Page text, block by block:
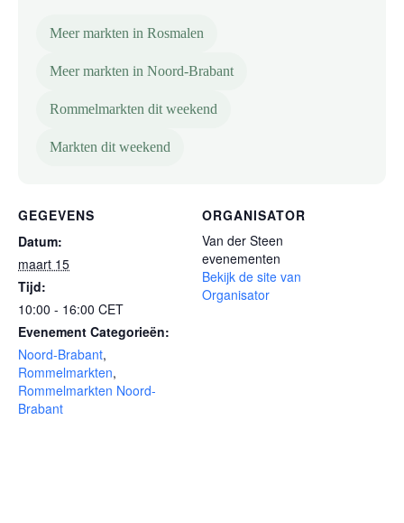
Meer markten in Rosmalen
Meer markten in Noord-Brabant
Rommelmarkten dit weekend
Markten dit weekend
GEGEVENS
Datum:
maart 15
Tijd:
10:00 - 16:00 CET
Evenement Categorieën:
Noord-Brabant,
Rommelmarkten,
Rommelmarkten Noord-
Brabant
ORGANISATOR
Van der Steen
evenementen
Bekijk de site van
Organisator